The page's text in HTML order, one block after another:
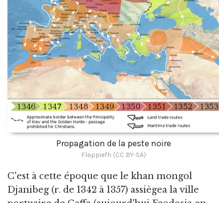
Propagation de la peste noire
Flappiefh (CC BY-SA)
C'est à cette époque que le khan mongol
Djanibeg (r. de 1342 à 1357) assiègea la ville